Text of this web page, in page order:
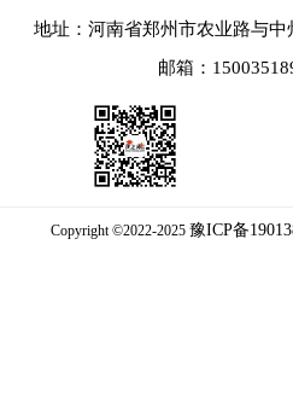
地址：河南省郑州市农业路与
邮箱：
Copyright ©2022-2025 豫ICP备